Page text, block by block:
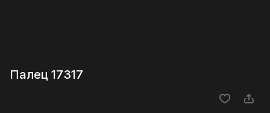
Палец 17317